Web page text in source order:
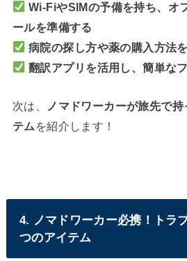
Wi-FiやSIMの予備を持ち、オ
ールを準備する
病院の探し方や薬の購入方法
翻訳アプリを活用し、簡単な
次は、
ノマドワーカーが旅先で
テム を紹介します！
4. ノマドワーカー必携！トラ
つのアイテム